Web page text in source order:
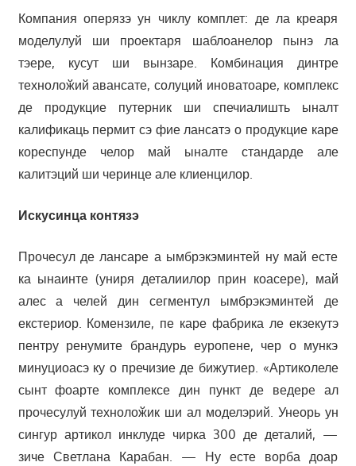
Компания оперязэ ун чиклу комплет: де ла креаря
моделулуй ши проектаря шаблоанелор пынэ ла
тэере, кусут ши вынзаре. Комбинация динтре
технолоӂий авансате, солуций иноватоаре, комплекс
де продукцие путерник ши спечиалишть ыналт
калификаць пермит сэ фие лансатэ о продукцие каре
кореспунде челор май ыналте стандарде але
калитэций ши черинце але клиенцилор.
Искусинца контязэ
Прочесул де лансаре а ымбрэкэминтей ну май есте
ка ынаинте (униря деталиилор прин коасере), май
алес а челей дин сегментул ымбрэкэминтей де
екстериор. Комензиле, пе каре фабрика ле екзекутэ
пентру ренумите брандурь еуропене, чер о мункэ
минуциоасэ ку о пречизие де бижутиер. «Артиколеле
сынт фоарте комплексе дин пункт де ведерe ал
прочесулуй технолоӂик ши ал моделэрий. Унеорь ун
сингур артикол инклуде чирка 300 де деталий, —
зиче Светлана Карабан. — Ну есте ворба доар